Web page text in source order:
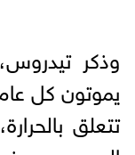
يموتون كل
تتعلق